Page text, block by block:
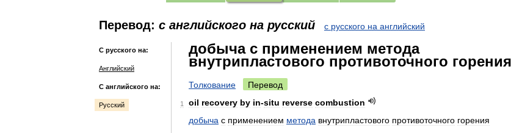
Перевод: с английского на русский с русского на английский
С русского на:
Английский
С английского на:
Русский
добыча с применением метода
внутрипластового противоточного горения
Толкование Перевод
1 oil recovery by in-situ reverse combustion
добыча с применением метода внутрипластового противоточного горения